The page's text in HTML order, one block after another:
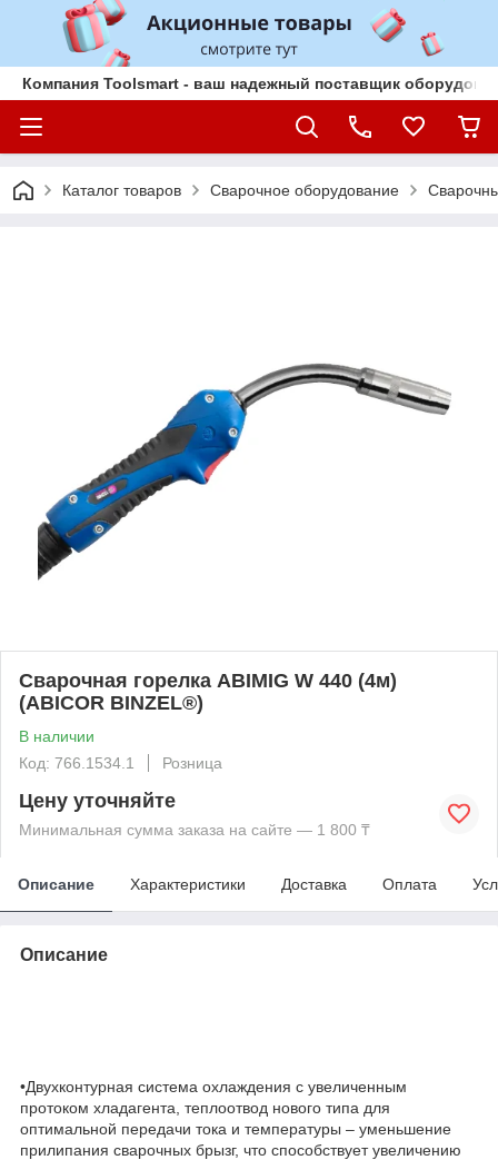
Компания Toolsmart - ваш надежный поставщик
Каталог товаров Сварочное оборудование
Сварочная горелка ABIMIG W 440 (4м)
(ABICOR BINZEL®)
В наличии
Код: 766.1534.1
Розница
Цену уточняйте
Минимальная сумма заказа на сайте — 1 800 ₸
Описание Характеристики Доставка Оплата
Описание
•Двухконтурная система охлаждения с увеличенным
протоком хладагента, теплоотвод нового типа для
оптимальной передачи тока и температуры – уменьшение
прилипания сварочных брызг, что способствует увеличению